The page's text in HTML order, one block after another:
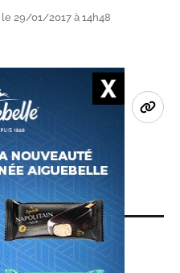
29/01/2017 à 14h48